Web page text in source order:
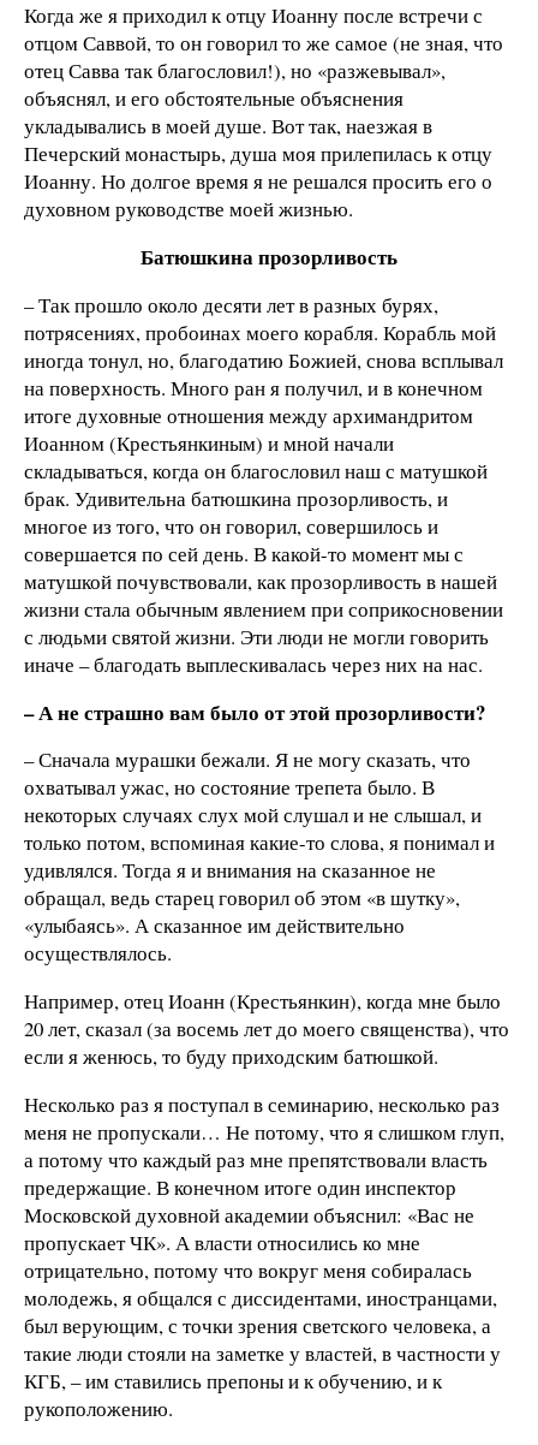
Когда же я приходил к отцу Иоанну после встречи с
отцом Саввой, то он говорил то же самое (не зная, что
отец Савва так благословил!), но «разжевывал»,
объяснял, и его обстоятельные объяснения
укладывались в моей душе. Вот так, наезжая в
Печерский монастырь, душа моя прилепилась к отцу
Иоанну. Но долгое время я не решался просить его о
духовном руководстве моей жизнью.
Батюшкина прозорливость
– Так прошло около десяти лет в разных бурях,
потрясениях, пробоинах моего корабля. Корабль мой
иногда тонул, но, благодатию Божией, снова всплывал
на поверхность. Много ран я получил, и в конечном
итоге духовные отношения между архимандритом
Иоанном (Крестьянкиным) и мной начали
складываться, когда он благословил наш с матушкой
брак. Удивительна батюшкина прозорливость, и
многое из того, что он говорил, совершилось и
совершается по сей день. В какой-то момент мы с
матушкой почувствовали, как прозорливость в нашей
жизни стала обычным явлением при соприкосновении
с людьми святой жизни. Эти люди не могли говорить
иначе – благодать выплескивалась через них на нас.
– А не страшно вам было от этой прозорливости?
– Сначала мурашки бежали. Я не могу сказать, что
охватывал ужас, но состояние трепета было. В
некоторых случаях слух мой слушал и не слышал, и
только потом, вспоминая какие-то слова, я понимал и
удивлялся. Тогда я и внимания на сказанное не
обращал, ведь старец говорил об этом «в шутку»,
«улыбаясь». А сказанное им действительно
осуществлялось.
Например, отец Иоанн (Крестьянкин), когда мне было
20 лет, сказал (за восемь лет до моего священства), что
если я женюсь, то буду приходским батюшкой.
Несколько раз я поступал в семинарию, несколько раз
меня не пропускали… Не потому, что я слишком глуп,
а потому что каждый раз мне препятствовали власть
предержащие. В конечном итоге один инспектор
Московской духовной академии объяснил: «Вас не
пропускает ЧК». А власти относились ко мне
отрицательно, потому что вокруг меня собиралась
молодежь, я общался с диссидентами, иностранцами,
был верующим, с точки зрения светского человека, а
такие люди стояли на заметке у властей, в частности у
КГБ, – им ставились препоны и к обучению, и к
рукоположению.